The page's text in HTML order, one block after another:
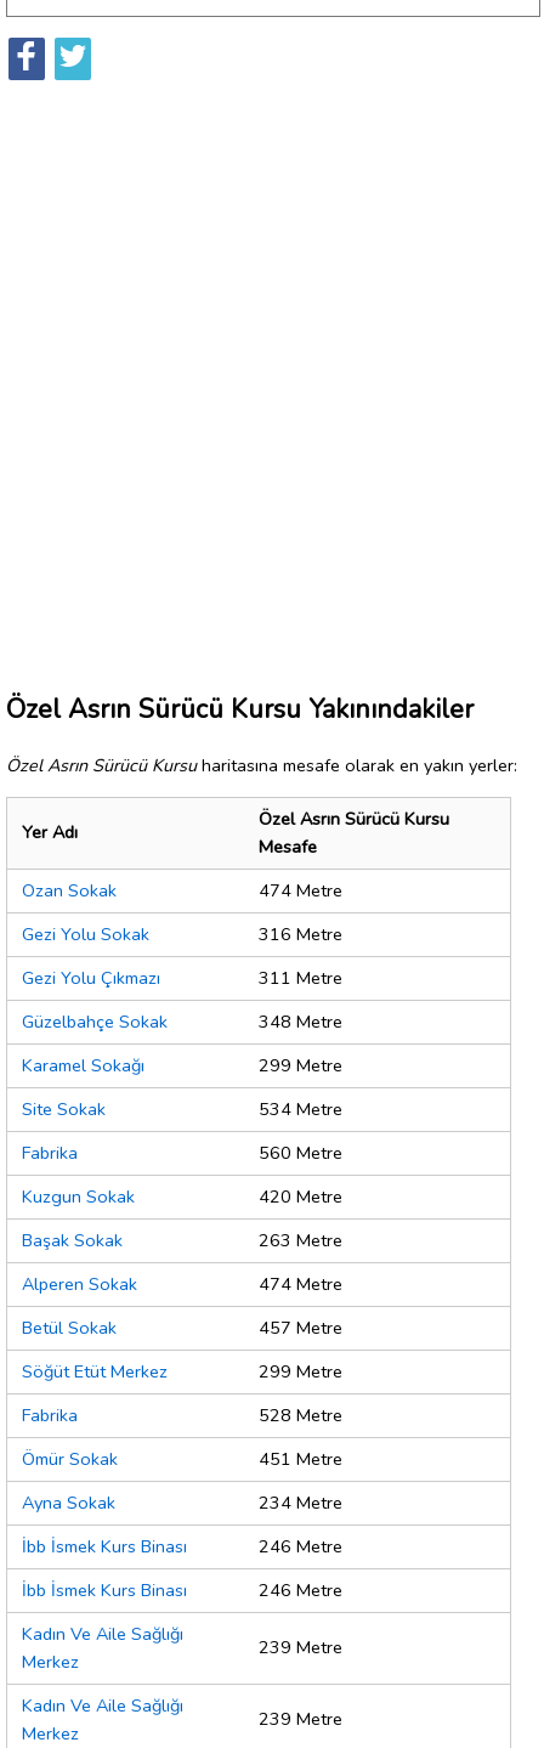
Özel Asrın Sürücü Kursu Yakınındakiler
Özel Asrın Sürücü Kursuharitasına mesafe olarak en yakın yerler:
Yer Adı
Özel Asrın Sürücü Kursu
Mesafe
Ozan Sokak
474 Metre
Gezi Yolu Sokak
316 Metre
Gezi Yolu Çıkmazı
311 Metre
Güzelbahçe Sokak
348 Metre
Karamel Sokağı
299 Metre
Site Sokak
534 Metre
Fabrika
560 Metre
Kuzgun Sokak
420 Metre
Başak Sokak
263 Metre
Alperen Sokak
474 Metre
Betül Sokak
457 Metre
Söğüt Etüt Merkez
299 Metre
Fabrika
528 Metre
Ömür Sokak
451 Metre
Ayna Sokak
234 Metre
İbb İsmek Kurs Binası
246 Metre
İbb İsmek Kurs Binası
246 Metre
Kadın Ve Aile Sağlığı
Merkez
239 Metre
Kadın Ve Aile Sağlığı
Merkez
239 Metre